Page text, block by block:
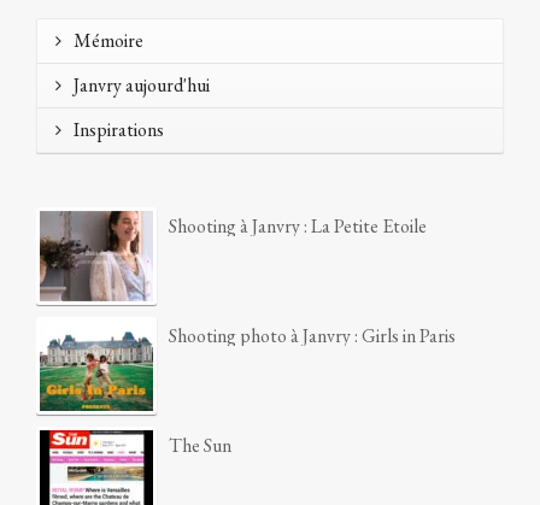
Mémoire
Janvry aujourd'hui
Inspirations
Shooting à Janvry : La Petite Etoile
Shooting photo à Janvry : Girls in Paris
The Sun